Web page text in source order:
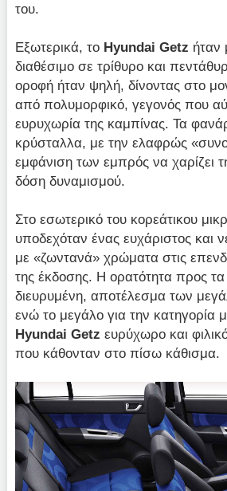
του.
Εξωτερικά, το HyundaiGetz ήταν
διαθέσιμο σε τρίθυρο και
οροφή ήταν ψηλή, δίνοντας στο
από πολυμορφικό, γεγονός που
ευρυχωρία της καμπίνας. Τα
κρύσταλλα, με την ελαφρώς
εμφάνιση των εμπρός να χαρίζει
δόση δυναμισμού.
Στο εσωτερικό του κορεάτικου
υποδεχόταν ένας ευχάριστος και
με «ζωντανά» χρώματα στις
της έκδοσης. Η ορατότητα προς
διευρυμένη, αποτέλεσμα των
ενώ το μεγάλο για την κατηγορία
HyundaiGetz ευρύχωρο και
που κάθονταν στο πίσω κάθισμα.